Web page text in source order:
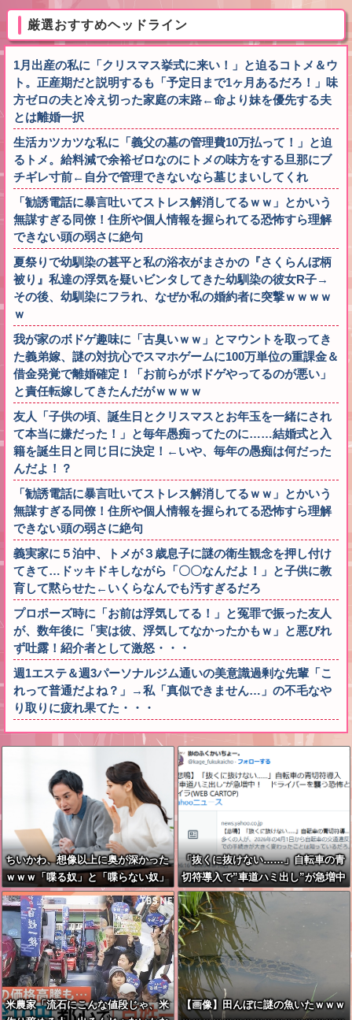
厳選おすすめヘッドライン
1月出産の私に「クリスマス挙式に来い！」と迫るコトメ＆ウ
ト。正産期だと説明するも「予定日まで1ヶ月あるだろ！」味
方ゼロの夫と冷え切った家庭の末路←命より妹を優先する夫
とは離婚一択
生活カツカツな私に「義父の墓の管理費10万払って！」と迫
るトメ。給料減で余裕ゼロなのにトメの味方をする旦那にブ
チギレ寸前←自分で管理できないなら墓じまいしてくれ
「勧誘電話に暴言吐いてストレス解消してるｗｗ」とかいう
無謀すぎる同僚！住所や個人情報を握られてる恐怖すら理解
できない頭の弱さに絶句
夏祭りで幼馴染の甚平と私の浴衣がまさかの『さくらんぼ柄
被り』私達の浮気を疑いビンタしてきた幼馴染の彼女R子→
その後、幼馴染にフラれ、なぜか私の婚約者に突撃ｗｗｗｗ
ｗ
我が家のボドゲ趣味に「古臭いｗｗ」とマウントを取ってき
た義弟嫁、謎の対抗心でスマホゲームに100万単位の重課金＆
借金発覚で離婚確定！「お前らがボドゲやってるのが悪い」
と責任転嫁してきたんだがｗｗｗｗ
友人「子供の頃、誕生日とクリスマスとお年玉を一緒にされ
て本当に嫌だった！」と毎年愚痴ってたのに……結婚式と入
籍を誕生日と同じ日に決定！←いや、毎年の愚痴は何だった
んだよ！？
「勧誘電話に暴言吐いてストレス解消してるｗｗ」とかいう
無謀すぎる同僚！住所や個人情報を握られてる恐怖すら理解
できない頭の弱さに絶句
義実家に５泊中、トメが３歳息子に謎の衛生観念を押し付け
てきて…ドッキドキしながら「〇〇なんだよ！」と子供に教
育して黙らせた←いくらなんでも汚すぎるだろ
プロポーズ時に「お前は浮気してる！」と冤罪で振った友人
が、数年後に「実は彼、浮気してなかったかもｗ」と悪びれ
ず吐露！紹介者として激怒・・・
週1エステ＆週3パーソナルジム通いの美意識過剰な先輩「こ
れって普通だよね？」→私「真似できません…」の不毛なや
り取りに疲れ果てた・・・
ちいかわ、想像以上に奥が深かった
ｗｗｗ「喋る奴」と「喋らない奴」
で人格に差がある模様
「抜くに抜けない……」自転車の青
切符導入で”車道ハミ出し”が急増中
米農家「流石にこんな値段じゃ、米
【画像】田んぼに謎の魚いたｗｗｗ